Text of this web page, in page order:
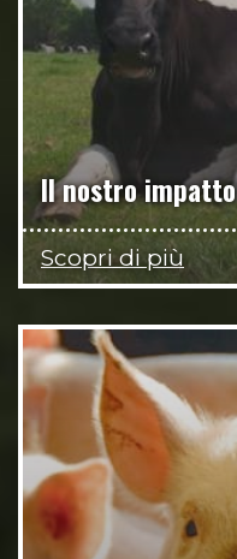
Il nostro impatto
Scopri di più